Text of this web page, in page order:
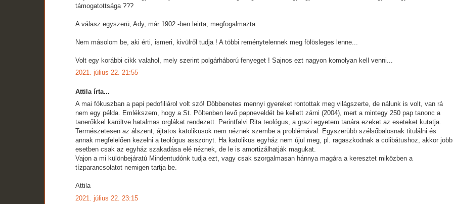
támogatottsága ???
A válasz egyszerü, Ady, már 1902.-ben leirta, megfogalmazta.
Nem másolom be, aki érti, ismeri, kivülről tudja ! A többi reménytelennek meg fölösleges lenne...
Volt egy korábbi cikk valahol, mely szerint polgárháború fenyeget ! Sajnos ezt nagyon komolyan kell venni...
2021. július 22. 21:55
Attila írta...
A mai fókuszban a papi pedofiliárol volt szó! Döbbenetes mennyi gyereket rontottak meg világszerte, de nálunk is volt, van rá
nem egy példa. Emlékszem, hogy a St. Pöltenben levő papneveldét be kellett zárni (2004), mert a mintegy 250 pap tanonc a
tanerőkkel karöltve hatalmas orglákat rendezett. Perintfalvi Rita teológus, a grazi egyetem tanára ezeket az eseteket kutatja.
Természetesen az álszent, ájtatos katolikusok nem néznek szembe a problémával. Egyszerübb szélsőbalosnak titulálni és
annak megfelelően kezelni a teológus asszönyt. Ha katolikus egyház nem újul meg, pl. ragaszkodnak a cölibátushoz, akkor jobb
esetben csak az egyház szakadása elé néznek, de le is amortizálhatják magukat.
Vajon a mi különbejáratú Mindentudónk tudja ezt, vagy csak szorgalmasan hánnya magára a keresztet miközben a
tízparancsolatot nemigen tartja be.
Attila
2021. július 22. 23:15